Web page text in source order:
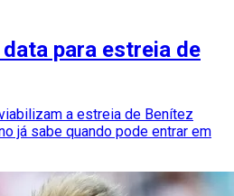
para estreia de
a estreia de Benítez
já sabe quando pode entrar em